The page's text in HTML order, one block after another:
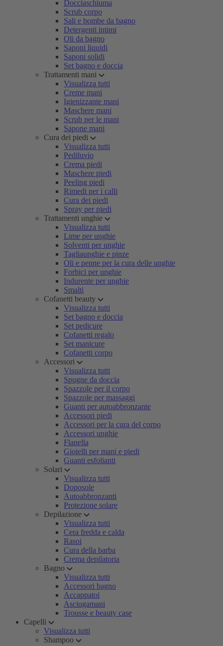
Docciaschiuma
Scrub corpo
Sali e bombe da bagno
Detergenti intimi
Oli da bagno
Saponi liquidi
Saponi solidi
Set bagno e doccia
Trattamenti mani
Visualizza tutti
Creme mani
Igienizzante mani
Maschere mani
Scrub per le mani
Sapone mani
Cura dei piedi
Visualizza tutti
Pediluvio
Crema piedi
Maschere piedi
Peeling piedi
Rimedi per i calli
Cura dei piedi
Spray per piedi
Trattamenti unghie
Visualizza tutti
Lime per unghie
Solventi per unghie
Tagliaunghie e pinze
Oli e penne per la cura delle unghie
Forbici per unghie
Indurente per unghie
Smalti
Cofanetti beauty
Visualizza tutti
Set bagno e doccia
Set pedicure
Cofanetti regalo
Set manicure
Cofanetti corpo
Accessori
Visualizza tutti
Spugne da doccia
Spazzole per il corpo
Spazzole per massaggi
Guanti per autoabbronzante
Accessori piedi
Accessori per la cura del corpo
Accessori unghie
Flanella
Gioielli per mani e piedi
Guanti esfolianti
Solari
Visualizza tutti
Doposole
Autoabbronzanti
Protezione solare
Depilazione
Visualizza tutti
Cera fredda e calda
Rasoi
Cura della barba
Crema depilatoria
Bagno
Visualizza tutti
Accessori bagno
Accappatoi
Asciugamani
Trousse e beauty case
Capelli
Visualizza tutti
Shampoo